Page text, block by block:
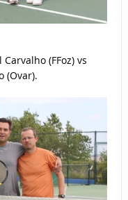
(FFoz) vs
(Ovar).